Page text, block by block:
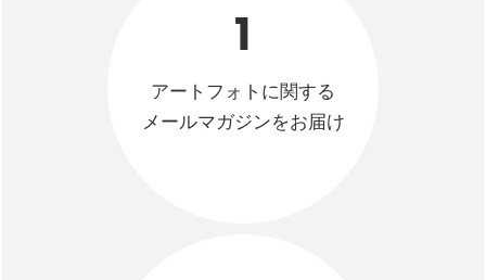
1
アートフォトに関する
メールマガジンをお届け